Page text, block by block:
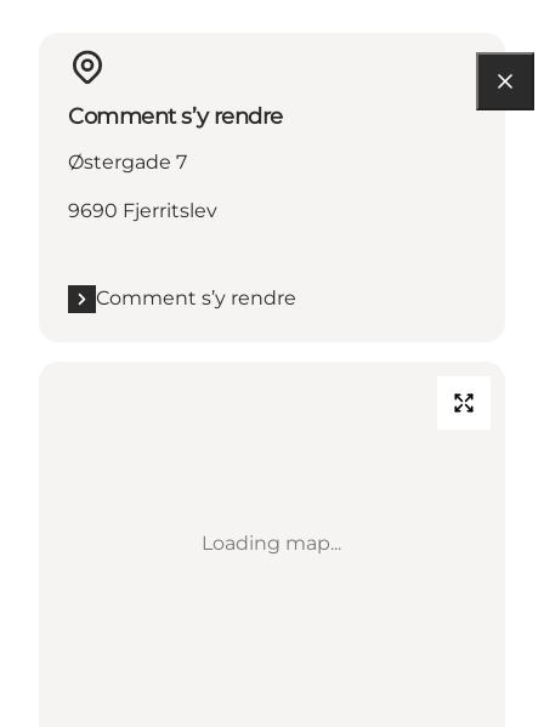
Comment s’y rendre
Østergade 7
9690 Fjerritslev
Comment s’y rendre
Loading map...